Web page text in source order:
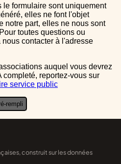
elles ne font l'objet
notre part, elles ne nous sont
toutes questions ou
contacter à l'adresse
reportez-vous sur
service public
rempli